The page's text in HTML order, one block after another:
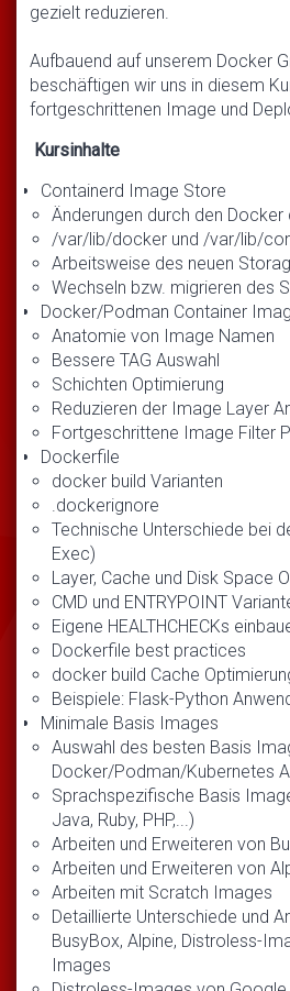
gezielt reduzieren.
Aufbauend auf unserem Docker
beschäftigen wir uns in diesem
fortgeschrittenen Image und
Kursinhalte
Containerd Image Store
Änderungen durch den
/var/lib/docker und /var/lib/
Arbeitsweise des neuen
Wechseln bzw. migrieren des
Docker/Podman Container
Anatomie von Image Namen
Bessere TAG Auswahl
Schichten Optimierung
Reduzieren der Image Layer
Fortgeschrittene Image Filter
Dockerfile
docker build Varianten
.dockerignore
Technische Unterschiede bei
Exec)
Layer, Cache und Disk Space
CMD und ENTRYPOINT
Eigene HEALTHCHECKs
Dockerfile best practices
docker build Cache
Beispiele: Flask-Python
Minimale Basis Images
Auswahl des besten Basis
Docker/Podman/Kubernetes
Sprachspezifische Basis
Java, Ruby, PHP,...)
Arbeiten und Erweiteren von
Arbeiten und Erweiteren von
Arbeiten mit Scratch Images
Detaillierte Unterschiede und
BusyBox, Alpine, Distroless-
Images